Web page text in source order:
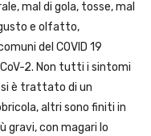
mal di gola, tosse, mal
e olfatto,
del COVID 19
2. Non tutti i sintomi
è trattato di un
altri sono finiti in
gravi, con magari lo